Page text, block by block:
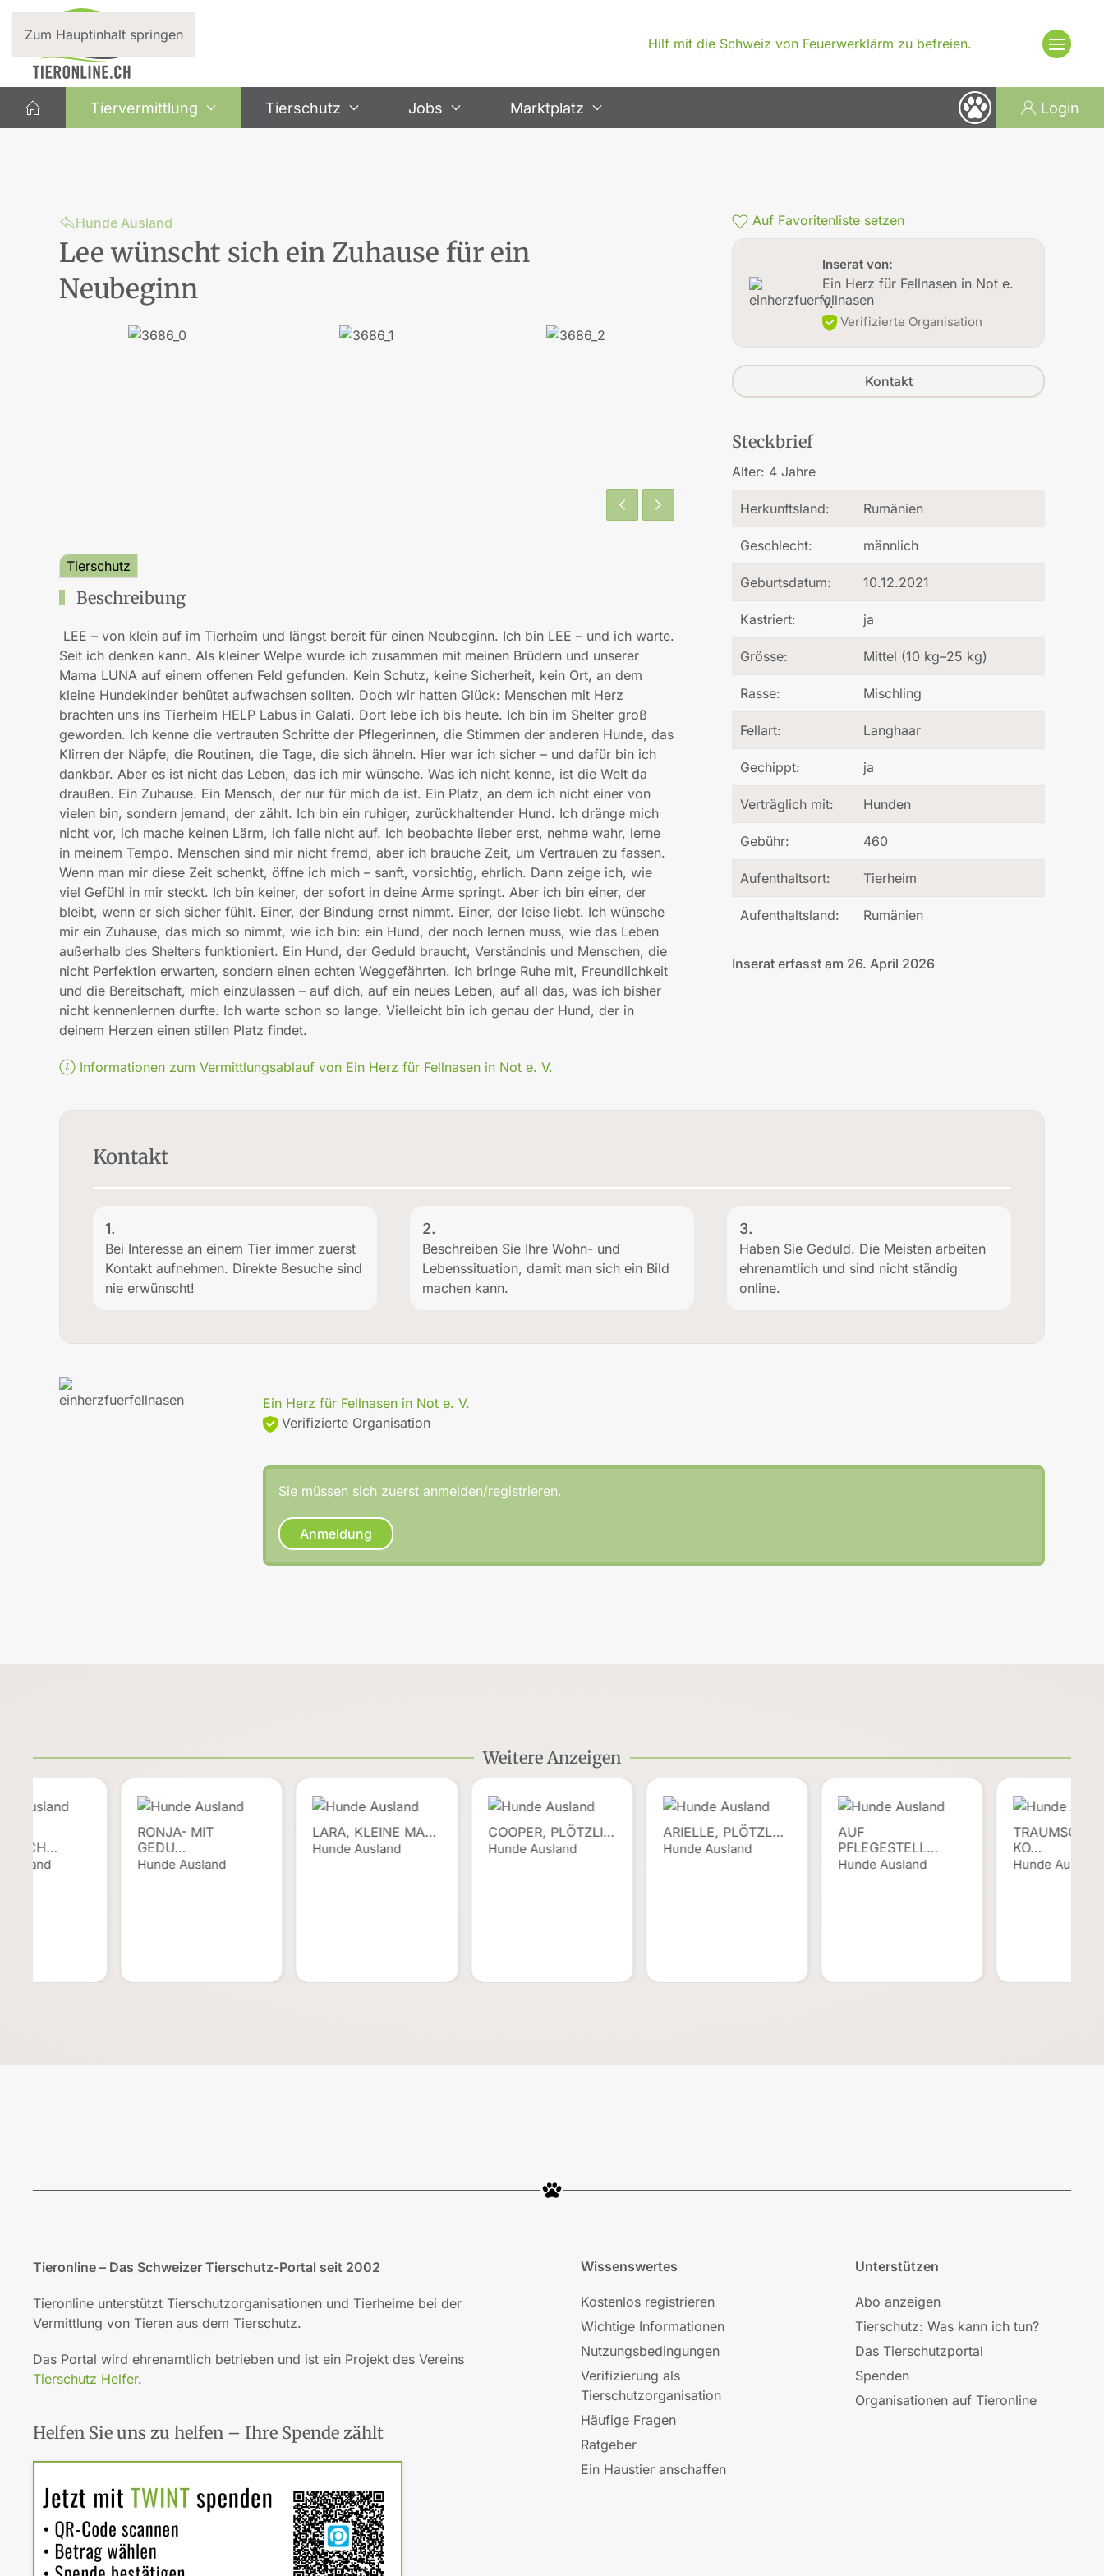
Zum Hauptinhalt springen
Hilf mit die Schweiz von Feuerwerklärm zu befreien.
Tiervermittlung Tierschutz Jobs Marktplatz Login
Hunde Ausland
Lee wünscht sich ein Zuhause für ein
Neubeginn
Tierschutz
Beschreibung
LEE – von klein auf im Tierheim und längst bereit für einen Neubeginn. Ich bin LEE – und ich warte.
Seit ich denken kann. Als kleiner Welpe wurde ich zusammen mit meinen Brüdern und unserer
Mama LUNA auf einem offenen Feld gefunden. Kein Schutz, keine Sicherheit, kein Ort, an dem
kleine Hundekinder behütet aufwachsen sollten. Doch wir hatten Glück: Menschen mit Herz
brachten uns ins Tierheim HELP Labus in Galati. Dort lebe ich bis heute. Ich bin im Shelter groß
geworden. Ich kenne die vertrauten Schritte der Pflegerinnen, die Stimmen der anderen Hunde, das
Klirren der Näpfe, die Routinen, die Tage, die sich ähneln. Hier war ich sicher – und dafür bin ich
dankbar. Aber es ist nicht das Leben, das ich mir wünsche. Was ich nicht kenne, ist die Welt da
draußen. Ein Zuhause. Ein Mensch, der nur für mich da ist. Ein Platz, an dem ich nicht einer von
vielen bin, sondern jemand, der zählt. Ich bin ein ruhiger, zurückhaltender Hund. Ich dränge mich
nicht vor, ich mache keinen Lärm, ich falle nicht auf. Ich beobachte lieber erst, nehme wahr, lerne
in meinem Tempo. Menschen sind mir nicht fremd, aber ich brauche Zeit, um Vertrauen zu fassen.
Wenn man mir diese Zeit schenkt, öffne ich mich – sanft, vorsichtig, ehrlich. Dann zeige ich, wie
viel Gefühl in mir steckt. Ich bin keiner, der sofort in deine Arme springt. Aber ich bin einer, der
bleibt, wenn er sich sicher fühlt. Einer, der Bindung ernst nimmt. Einer, der leise liebt. Ich wünsche
mir ein Zuhause, das mich so nimmt, wie ich bin: ein Hund, der noch lernen muss, wie das Leben
außerhalb des Shelters funktioniert. Ein Hund, der Geduld braucht, Verständnis und Menschen, die
nicht Perfektion erwarten, sondern einen echten Weggefährten. Ich bringe Ruhe mit, Freundlichkeit
und die Bereitschaft, mich einzulassen – auf dich, auf ein neues Leben, auf all das, was ich bisher
nicht kennenlernen durfte. Ich warte schon so lange. Vielleicht bin ich genau der Hund, der in
deinem Herzen einen stillen Platz findet.
Informationen zum Vermittlungsablauf von Ein Herz für Fellnasen in Not e. V.
Auf Favoritenliste setzen
Inserat von:
Ein Herz für Fellnasen in Not e.
V.
Verifizierte Organisation
Kontakt
Steckbrief
Alter: 4 Jahre
Herkunftsland: Rumänien
Geschlecht: männlich
Geburtsdatum: 10.12.2021
Kastriert: ja
Grösse: Mittel (10 kg–25 kg)
Rasse: Mischling
Fellart: Langhaar
Gechippt: ja
Verträglich mit: Hunden
Gebühr: 460
Aufenthaltsort: Tierheim
Aufenthaltsland: Rumänien
Inserat erfasst am 26. April 2026
Kontakt
1.
Bei Interesse an einem Tier immer zuerst
Kontakt aufnehmen. Direkte Besuche sind
nie erwünscht!
2.
Beschreiben Sie Ihre Wohn- und
Lebenssituation, damit man sich ein Bild
machen kann.
3.
Haben Sie Geduld. Die Meisten arbeiten
ehrenamtlich und sind nicht ständig
online.
Ein Herz für Fellnasen in Not e. V.
Verifizierte Organisation
Sie müssen sich zuerst anmelden/registrieren.
Anmeldung
Weitere Anzeigen
RONJA- MIT
GEDU…
Hunde Ausland
LARA, KLEINE MA…
Hunde Ausland
COOPER, PLÖTZLI…
Hunde Ausland
ARIELLE, PLÖTZL…
Hunde Ausland
AUF
PFLEGESTELL…
Hunde Ausland
KO…
Hunde Ausland
Ausland
Tieronline – Das Schweizer Tierschutz-Portal seit 2002
Tieronline unterstützt Tierschutzorganisationen und Tierheime bei der
Vermittlung von Tieren aus dem Tierschutz.
Das Portal wird ehrenamtlich betrieben und ist ein Projekt des Vereins
Tierschutz Helfer.
Helfen Sie uns zu helfen – Ihre Spende zählt
Wissenswertes
Kostenlos registrieren
Wichtige Informationen
Nutzungsbedingungen
Verifizierung als
Tierschutzorganisation
Häufige Fragen
Ratgeber
Ein Haustier anschaffen
Unterstützen
Abo anzeigen
Tierschutz: Was kann ich tun?
Das Tierschutzportal
Spenden
Organisationen auf Tieronline